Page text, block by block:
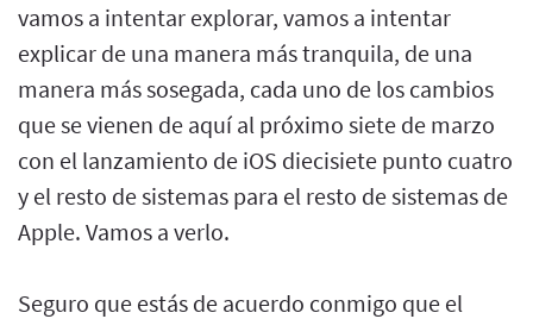
vamos a intentar explorar, vamos a intentar
explicar de una manera más tranquila, de una
manera más sosegada, cada uno de los cambios
que se vienen de aquí al próximo siete de marzo
con el lanzamiento de iOS diecisiete punto cuatro
y el resto de sistemas para el resto de sistemas de
Apple. Vamos a verlo.
Seguro que estás de acuerdo conmigo que el